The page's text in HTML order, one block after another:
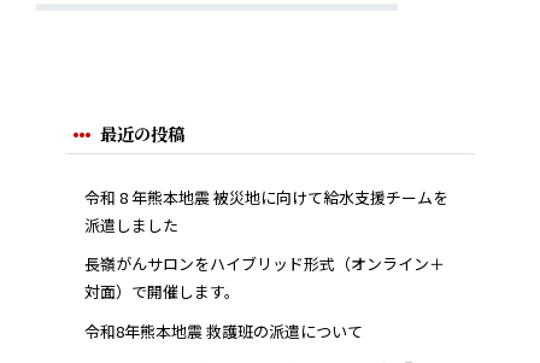
最近の投稿
令和 8 年熊本地震 被災地に向けて給水支援チームを
派遣しました
長嶺がんサロンをハイブリッド形式（オンライン＋
対面）で開催します。
令和8年熊本地震 救護班の派遣について